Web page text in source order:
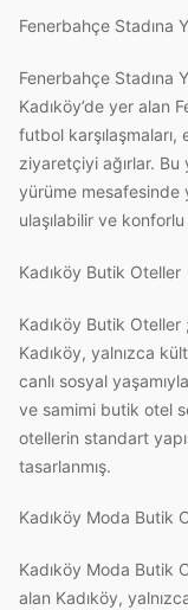
Fenerbahçe Stadına
Fenerbahçe Stadına
Kadıköy’de yer alan
futbol
ziyaretçiyi ağırlar.
yürüme mesafesinde
ulaşılabilir ve
Kadıköy Butik Oteller
Kadıköy Butik Oteller
Kadıköy, yalnızca
canlı sosyal
ve samimi butik otel
otellerin standart
tasarlanmış.
Kadıköy Moda Butik
Kadıköy Moda Butik
alan Kadıköy,